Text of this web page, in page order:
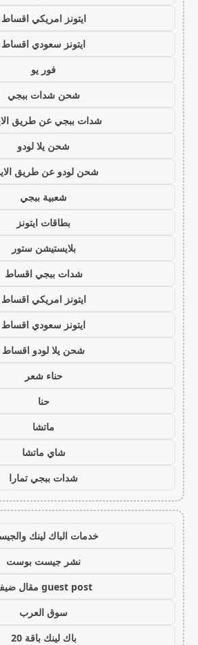
ايتونز امريكي اقساط
ايتونز سعودي اقساط
فور يو
شحن شدات ببجي
شدات ببجي عن طريق
شحن يلا لودو
شحن لودو عن طريق
شعبية ببجي
بطاقات ايتونز
بلايستيشن ستور
شدات ببجي اقساط
ايتونز امريكي اقساط
ايتونز سعودي اقساط
شحن يلا لودو اقساط
حناء شعر
حنا
ماتشا
شاي ماتشا
شدات ببجي تمارا
خدمات الباك لينك
نشر جيست بوست
guest post مقال ضيف
سوق العرب
باك لينك باقة 20